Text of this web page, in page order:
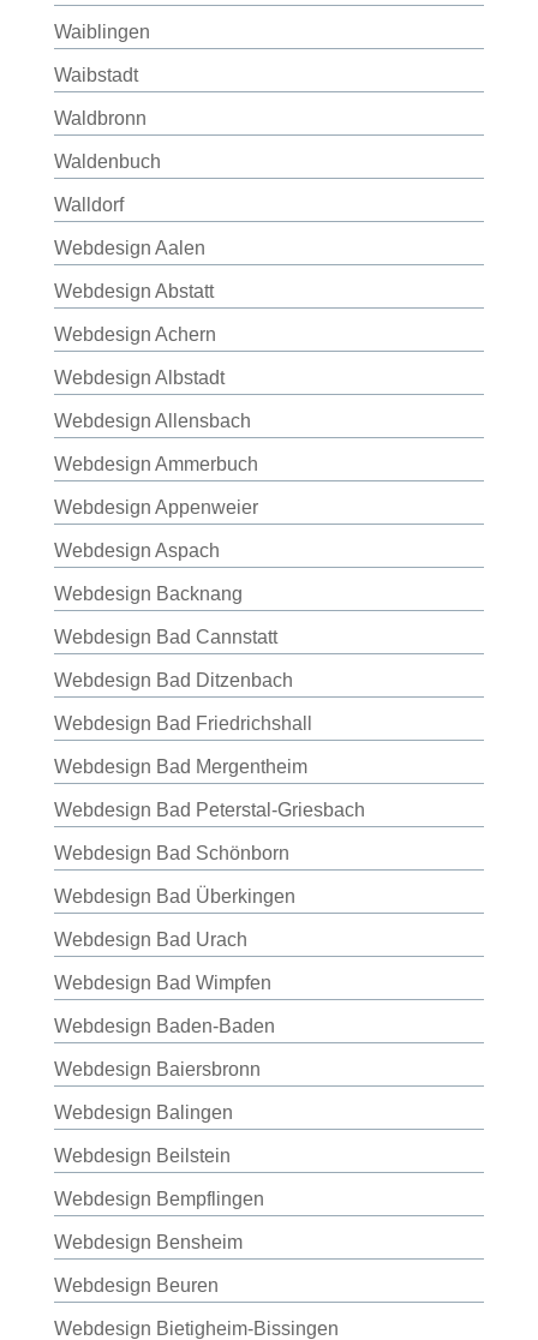
Waiblingen
Waibstadt
Waldbronn
Waldenbuch
Walldorf
Webdesign Aalen
Webdesign Abstatt
Webdesign Achern
Webdesign Albstadt
Webdesign Allensbach
Webdesign Ammerbuch
Webdesign Appenweier
Webdesign Aspach
Webdesign Backnang
Webdesign Bad Cannstatt
Webdesign Bad Ditzenbach
Webdesign Bad Friedrichshall
Webdesign Bad Mergentheim
Webdesign Bad Peterstal-Griesbach
Webdesign Bad Schönborn
Webdesign Bad Überkingen
Webdesign Bad Urach
Webdesign Bad Wimpfen
Webdesign Baden-Baden
Webdesign Baiersbronn
Webdesign Balingen
Webdesign Beilstein
Webdesign Bempflingen
Webdesign Bensheim
Webdesign Beuren
Webdesign Bietigheim-Bissingen